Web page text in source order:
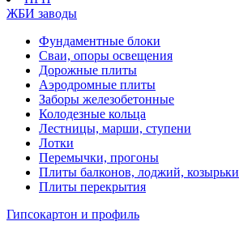
ЖБИ заводы
Фундаментные блоки
Сваи, опоры освещения
Дорожные плиты
Аэродромные плиты
Заборы железобетонные
Колодезные кольца
Лестницы, марши, ступени
Лотки
Перемычки, прогоны
Плиты балконов, лоджий, козырьки
Плиты перекрытия
Гипсокартон и профиль